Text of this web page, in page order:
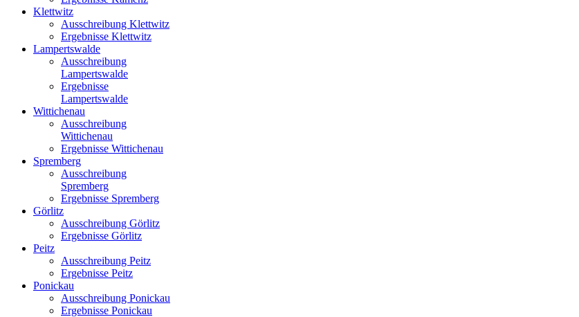
Klettwitz
Ausschreibung Klettwitz
Ergebnisse Klettwitz
Lampertswalde
Ausschreibung
Lampertswalde
Ergebnisse
Lampertswalde
Wittichenau
Ausschreibung
Wittichenau
Ergebnisse Wittichenau
Spremberg
Ausschreibung
Spremberg
Ergebnisse Spremberg
Görlitz
Ausschreibung Görlitz
Ergebnisse Görlitz
Peitz
Ausschreibung Peitz
Ergebnisse Peitz
Ponickau
Ausschreibung Ponickau
Ergebnisse Ponickau